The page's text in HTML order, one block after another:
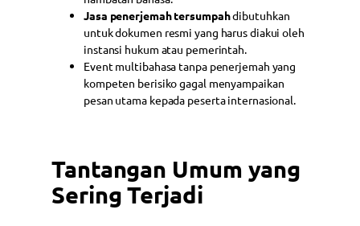
Jasa penerjemah tersumpahdibutuhkan
untuk dokumen resmi yang harus diakui oleh
instansi hukum atau pemerintah.
Event multibahasa tanpa penerjemah yang
kompeten berisiko gagal menyampaikan
pesan utama kepada peserta internasional.
Tantangan Umum yang
Sering Terjadi